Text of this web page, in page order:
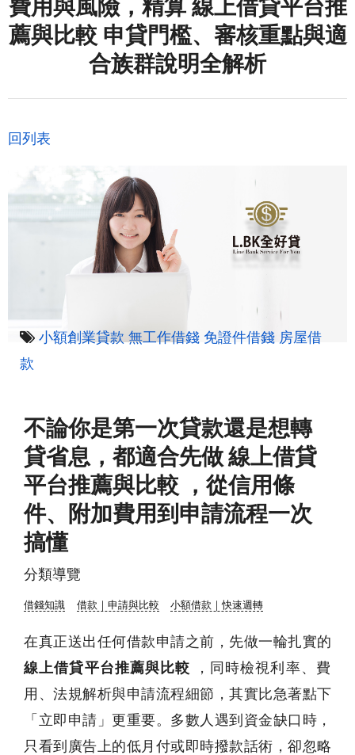
費用與風險，精算 線上借貸平台推
薦與比較 申貸門檻、審核重點與適
合族群說明全解析
回列表
小額創業貸款 無工作借錢 免證件借錢 房屋借
款
不論你是第一次貸款還是想轉
貸省息，都適合先做 線上借貸
平台推薦與比較 ，從信用條
件、附加費用到申請流程一次
搞懂
分類導覽
借錢知識 借款｜申請與比較 小額借款｜快速週轉
在真正送出任何借款申請之前，先做一輪扎實的
線上借貸平台推薦與比較
，同時檢視利率、費
用、法規解析與申請流程細節，其實比急著點下
「立即申請」更重要。多數人遇到資金缺口時，
只看到廣告上的低月付或即時撥款話術，卻忽略